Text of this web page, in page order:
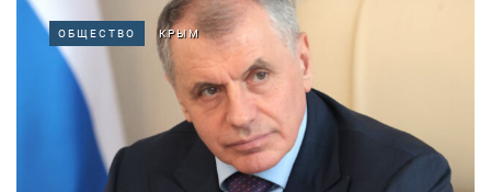
ОБЩЕСТВО КРЫМ